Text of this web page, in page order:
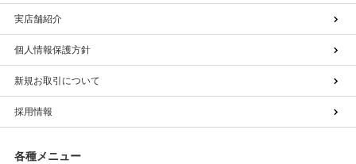
実店舗紹介
個人情報保護方針
新規お取引について
採用情報
各種メニュー